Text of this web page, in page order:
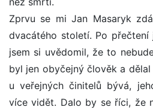
Zprvu se mi Jan Masaryk
dvacátého století. Po
jsem si uvědomil, že to
byl jen obyčejný člověk a
u veřejných činitelů bývá,
více vidět. Dalo by se říci, že